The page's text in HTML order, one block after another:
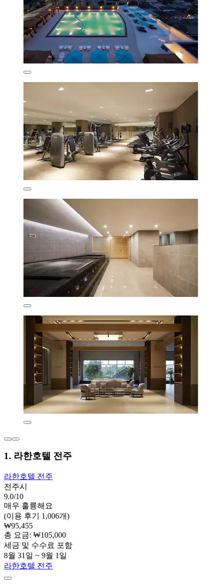
1. 라한호텔 전주
라한호텔 전주
전주시
9.0/10
매우 훌륭해요
(이용 후기 1,006개)
₩95,455
총 요금: ₩105,000
세금 및 수수료 포함
8월 31일 ~ 9월 1일
라한호텔 전주